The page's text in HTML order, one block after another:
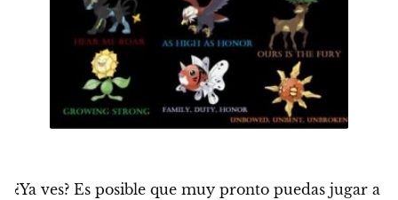
¿Ya ves? Es posible que muy pronto puedas jugar a